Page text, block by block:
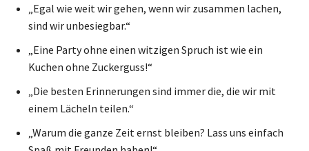
„Egal wie weit wir gehen, wenn wir zusammen lachen,
sind wir unbesiegbar.“
„Eine Party ohne einen witzigen Spruch ist wie ein
Kuchen ohne Zuckerguss!“
„Die besten Erinnerungen sind immer die, die wir mit
einem Lächeln teilen.“
„Warum die ganze Zeit ernst bleiben? Lass uns einfach